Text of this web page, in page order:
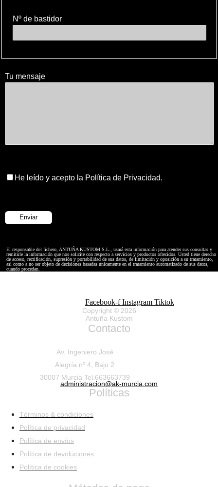
Nº de bastidor
Tu mensaje
He leído y acepto la Política de Privacidad.
El responsable del fichero, ANTUÑA KUSTOM S.L., usará esta información para atender sus consultas y
remitirle la información que nos solicite con respecto a servicios y productos ofrecidos. Usted tiene derecho
de acceso, rectificación, supresión y portabilidad de sus datos, de limitación y oposición a su tratamiento,
así como a no ser objeto de decisiones basadas únicamente en el tratamiento automatizado de sus datos,
cuando procedan.
Facebook-f Instagram Tiktok
Copyright © 2026
Antuña Kustom
Contacto
Av. Ingeniero José
Alegría nº 4, Bajo 2
30007 Murcia Tel.663663739
administracion@ak-murcia.com
Políticas
Términos & condiciones
Política de privacidad
Política de envíos
Política de devoluciones
Política de cookies